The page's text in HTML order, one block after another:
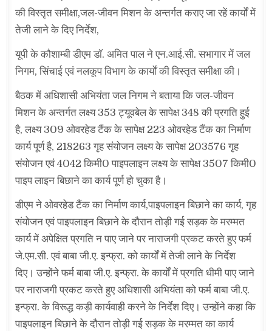
की विस्तृत समीक्षा,जल-जीवन मिशन के अन्तर्गत कराए जा रहें कार्यों में
तेजी लाने के दिए निर्देश,
यूपी के कौशाम्बी डीएम डॉ. अमित पाल ने एन.आई.सी. सभागार में जल
निगम, सिंचाई एवं नलकूप विभाग के कार्यों की विस्तृत समीक्षा की।
बैठक में अधिशासी अभियंता जल निगम ने बताया कि जल-जीवन
मिशन के अन्तर्गत लक्ष्य 353 ट्यूवबेल के सापेक्ष 348 की प्रगति हुई
है, लक्ष्य 309 ओवरहेड टैंक के सापेक्ष 223 ओवरहेड टैंक का निर्माण
कार्य पूर्ण है, 218263 गृह संयोजन लक्ष्य के सापेक्ष 203576 गृह
संयोजन एवं 4042 किमी0 पाइपलाइन लक्ष्य के सापेक्ष 3507 किमी0
पाइप लाइन बिछाने का कार्य पूर्ण हो चुका है।
डीएम ने ओवरहेड टैंक का निर्माण कार्य,पाइपलाइन बिछाने का कार्य, गृह
संयोजन एवं पाइपलाइन बिछाने के दौरान तोड़ी गई सड़क के मरम्मत
कार्य में अपेक्षित प्रगति न पाए जाने पर नाराजगी प्रकट करते हुए फर्म
जे.एम.सी. एवं बाबा जी.ए. इन्फ्रा. को कार्यों में तेजी लाने के निर्देश
दिए। उन्होंने फर्म बाबा जी.ए. इन्फ्रा. के कार्यों में प्रगति धीमी पाए जाने
पर नाराजगी प्रकट करते हुए अधिशासी अभियंता को फर्म बाबा जी.ए.
इन्फ्रा. के विरूद्ध कड़ी कार्यवाही करने के निर्देश दिए। उन्होंने कहा कि
पाइपलाइन बिछाने के दौरान तोड़ी गई सड़क के मरम्मत का कार्य